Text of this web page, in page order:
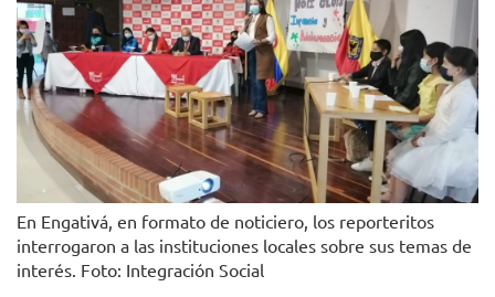
En Engativá, en formato de noticiero, los reporteritos
interrogaron a las instituciones locales sobre sus temas de
interés. Foto: Integración Social